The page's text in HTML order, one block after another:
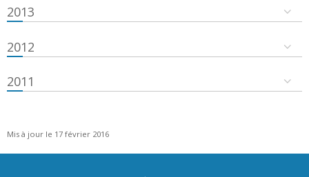
2013
2012
2011
Mis à jour le 17 février 2016